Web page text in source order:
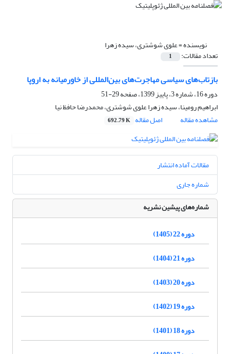
نویسنده =علوی شوشتری، سیده زهرا
تعداد مقالات: 1
بازتاب‌های سیاسی مهاجرت‌های بین‌المللی از خاورمیانه به اروپا
دوره 16، شماره 3، پاییز 1399، صفحه
29-51
ابراهیم رومینا، سیده زهرا علوی شوشتری، محمدرضا حافظ نیا
مشاهده مقاله
اصل مقاله 692.79 K
مقالات آماده انتشار
شماره جاری
شماره‌های پیشین نشریه
دوره 22 (1405)
دوره 21 (1404)
دوره 20 (1403)
دوره 19 (1402)
دوره 18 (1401)